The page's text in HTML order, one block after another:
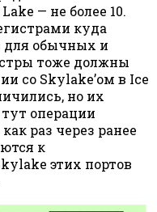
— не более 10.
куда
для обычных и
тоже должны
со Skylake’ом в Ice
но их
операции
раз через ранее
к
этих портов